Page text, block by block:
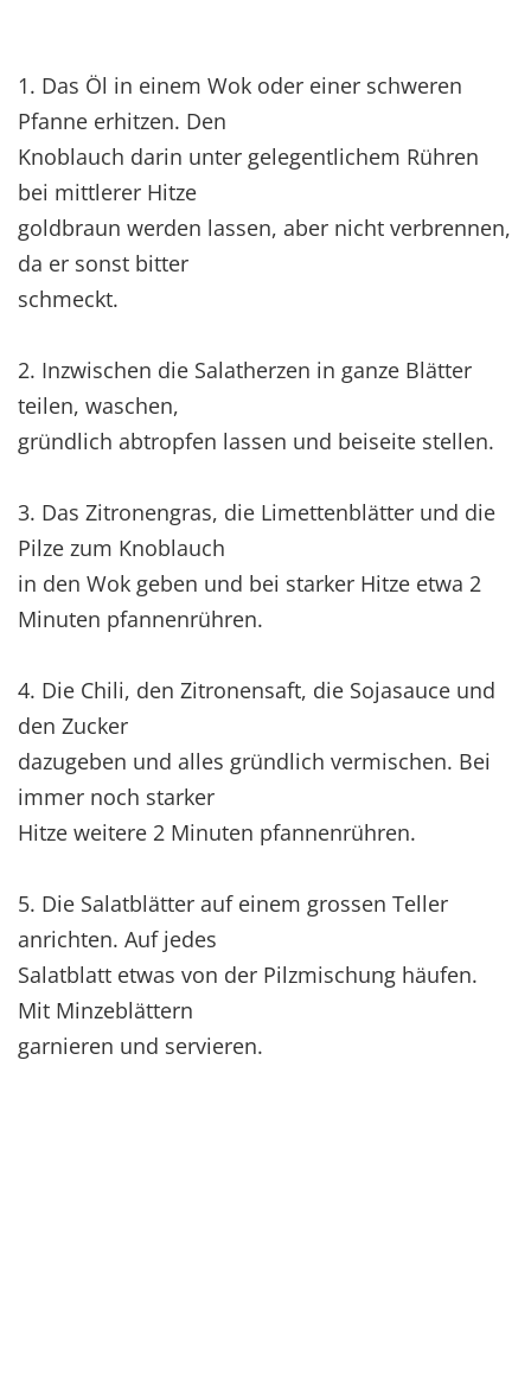
1. Das Öl in einem Wok oder einer schweren
Pfanne erhitzen. Den
Knoblauch darin unter gelegentlichem Rühren
bei mittlerer Hitze
goldbraun werden lassen, aber nicht verbrennen,
da er sonst bitter
schmeckt.
2. Inzwischen die Salatherzen in ganze Blätter
teilen, waschen,
gründlich abtropfen lassen und beiseite stellen.
3. Das Zitronengras, die Limettenblätter und die
Pilze zum Knoblauch
in den Wok geben und bei starker Hitze etwa 2
Minuten pfannenrühren.
4. Die Chili, den Zitronensaft, die Sojasauce und
den Zucker
dazugeben und alles gründlich vermischen. Bei
immer noch starker
Hitze weitere 2 Minuten pfannenrühren.
5. Die Salatblätter auf einem grossen Teller
anrichten. Auf jedes
Salatblatt etwas von der Pilzmischung häufen.
Mit Minzeblättern
garnieren und servieren.